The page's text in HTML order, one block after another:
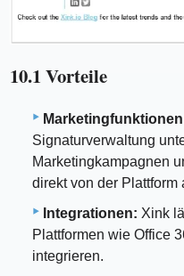
10.1 Vorteile
Signaturverwaltung
Marketingkampagnen
direkt von der Plattform
Integrationen: Xink
Plattformen wie Office
integrieren.